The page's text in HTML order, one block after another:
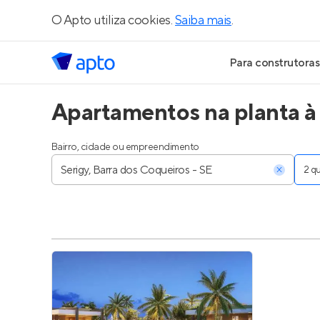
O Apto utiliza cookies.Saiba mais.
Para construtoras
Geração de
Geração de
Parcerias
Anunciar
Apartamentos na planta
Bairro, cidade ou empreendimento
2